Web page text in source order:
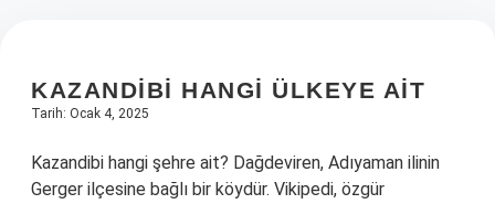
KAZANDIBI HANGI ÜLKEYE AIT
Tarih: Ocak 4, 2025
Kazandibi hangi şehre ait? Dağdeviren, Adıyaman ilinin
Gerger ilçesine bağlı bir köydür. Vikipedi, özgür